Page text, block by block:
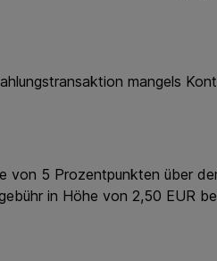
mangels
5 Prozentpunkten über
in Höhe von 2,50 EUR